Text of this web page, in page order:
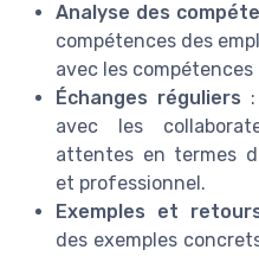
Analyse des
compétences des
avec les
Échanges réguliers
avec les
attentes en termes
et professionnel.
Exemples et
des exemples